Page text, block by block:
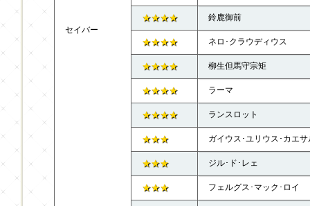
セイバー
★★★★ 鈴鹿御前
★★★★ ネロ･クラウディウス
★★★★ 柳生但馬守宗矩
★★★★ ラーマ
★★★★ ランスロット
★★★ ガイウス･ユリウス･カエサ
★★★ ジル･ド･レェ
★★★ フェルグス･マック･ロイ